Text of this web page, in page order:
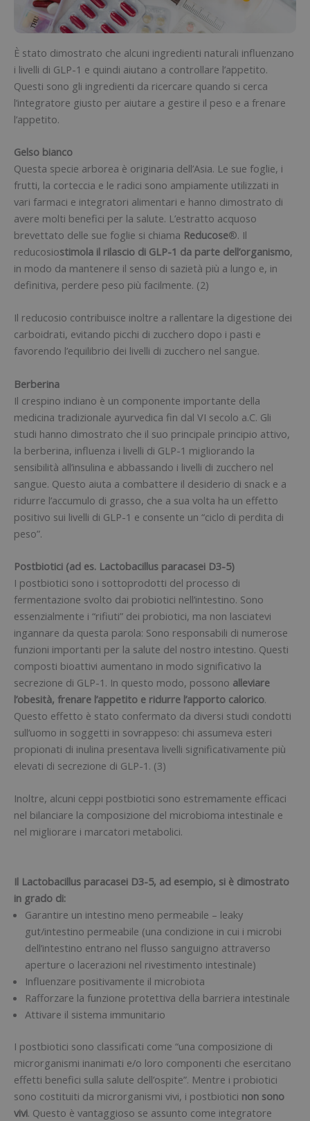
È stato dimostrato che alcuni ingredienti naturali influenzano
i livelli di GLP-1 e quindi aiutano a controllare l’appetito.
Questi sono gli ingredienti da ricercare quando si cerca
l’integratore giusto per aiutare a gestire il peso e a frenare
l’appetito.
Gelso bianco
Questa specie arborea è originaria dell’Asia. Le sue foglie, i
frutti, la corteccia e le radici sono ampiamente utilizzati in
vari farmaci e integratori alimentari e hanno dimostrato di
avere molti benefici per la salute. L’estratto acquoso
brevettato delle sue foglie si chiama Reducose®. Il
reducosiostimola il rilascio di GLP-1 da parte dell’organismo,
in modo da mantenere il senso di sazietà più a lungo e, in
definitiva, perdere peso più facilmente. (2)
Il reducosio contribuisce inoltre a rallentare la digestione dei
carboidrati, evitando picchi di zucchero dopo i pasti e
favorendo l’equilibrio dei livelli di zucchero nel sangue.
Berberina
Il crespino indiano è un componente importante della
medicina tradizionale ayurvedica fin dal VI secolo a.C. Gli
studi hanno dimostrato che il suo principale principio attivo,
la berberina, influenza i livelli di GLP-1 migliorando la
sensibilità all’insulina e abbassando i livelli di zucchero nel
sangue. Questo aiuta a combattere il desiderio di snack e a
ridurre l’accumulo di grasso, che a sua volta ha un effetto
positivo sui livelli di GLP-1 e consente un “ciclo di perdita di
peso”.
Postbiotici (ad es. Lactobacillus paracasei D3-5)
I postbiotici sono i sottoprodotti del processo di
fermentazione svolto dai probiotici nell’intestino. Sono
essenzialmente i “rifiuti” dei probiotici, ma non lasciatevi
ingannare da questa parola: Sono responsabili di numerose
funzioni importanti per la salute del nostro intestino. Questi
composti bioattivi aumentano in modo significativo la
secrezione di GLP-1. In questo modo, possono alleviare
l’obesità, frenare l’appetito e ridurre l’apporto calorico.
Questo effetto è stato confermato da diversi studi condotti
sull’uomo in soggetti in sovrappeso: chi assumeva esteri
propionati di inulina presentava livelli significativamente più
elevati di secrezione di GLP-1. (3)
Inoltre, alcuni ceppi postbiotici sono estremamente efficaci
nel bilanciare la composizione del microbioma intestinale e
nel migliorare i marcatori metabolici.
Il Lactobacillus paracasei D3-5, ad esempio, si è dimostrato
in grado di:
Garantire un intestino meno permeabile – leaky
gut/intestino permeabile (una condizione in cui i microbi
dell’intestino entrano nel flusso sanguigno attraverso
aperture o lacerazioni nel rivestimento intestinale)
Influenzare positivamente il microbiota
Rafforzare la funzione protettiva della barriera intestinale
Attivare il sistema immunitario
I postbiotici sono classificati come “una composizione di
microrganismi inanimati e/o loro componenti che esercitano
effetti benefici sulla salute dell’ospite”. Mentre i probiotici
sono costituiti da microrganismi vivi, i postbiotici non sono
vivi. Questo è vantaggioso se assunto come integratore